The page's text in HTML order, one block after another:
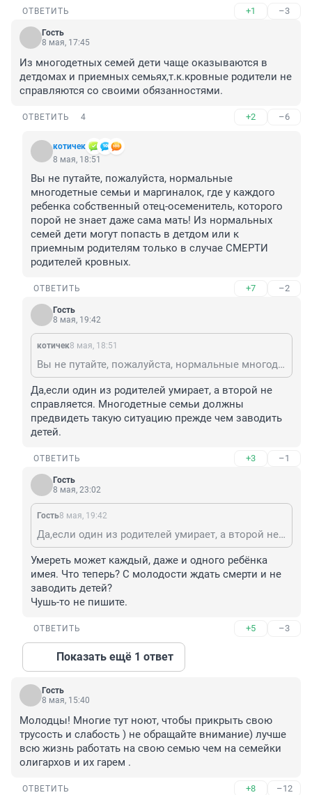
ОТВЕТИТЬ +1 –3
Гость
8 мая, 17:45
Из многодетных семей дети чаще оказываются в
детдомах и приемных семьях,т.к.кровные родители не
справляются со своими обязанностями.
ОТВЕТИТЬ 4 +2 –6
котичек
8 мая, 18:51
Вы не путайте, пожалуйста, нормальные
многодетные семьи и маргиналок, где у каждого
ребенка собственный отец-осеменитель, которого
порой не знает даже сама мать! Из нормальных
семей дети могут попасть в детдом или к
приемным родителям только в случае СМЕРТИ
родителей кровных.
ОТВЕТИТЬ +7 –2
Гость
8 мая, 19:42
котичек8 мая, 18:51
Вы не путайте, пожалуйста, нормальные многодетные семьи и маргиналок, где у каждого ребенка собственный отец-осеменитель, которого порой не знает даже сама мать! Из нормальных семей дети могут попасть в детдом или к приемным родителям только в случае СМЕРТИ родителей кровных.
Да,если один из родителей умирает, а второй не
справляется. Многодетные семьи должны
предвидеть такую ситуацию прежде чем заводить
детей.
ОТВЕТИТЬ +3 –1
Гость
8 мая, 23:02
Гость8 мая, 19:42
Да,если один из родителей умирает, а второй не справляется. Многодетные семьи должны предвидеть такую ситуацию прежде чем заводить детей.
Умереть может каждый, даже и одного ребёнка
имея. Что теперь? С молодости ждать смерти и не
заводить детей?
Чушь-то не пишите.
ОТВЕТИТЬ +5 –3
Показать ещё 1 ответ
Гость
8 мая, 15:40
Молодцы! Многие тут ноют, чтобы прикрыть свою
трусость и слабость ) не обращайте внимание) лучше
всю жизнь работать на свою семью чем на семейки
олигархов и их гарем .
ОТВЕТИТЬ +8 –12